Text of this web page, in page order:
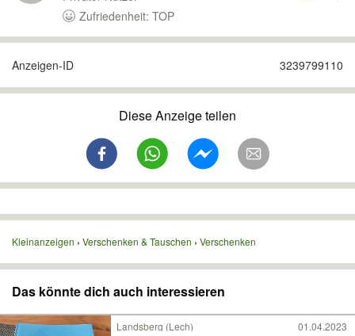
Zufriedenheit: TOP
Anzeigen-ID 3239799110
Diese Anzeige teilen
Kleinanzeigen Verschenken & Tauschen Verschenken
Das könnte dich auch interessieren
Landsberg (Lech) 01.04.2023